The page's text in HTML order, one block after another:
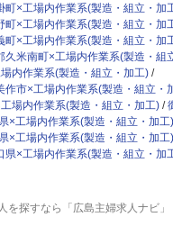
町×工場内作業系(製造・組立・加
町×工場内作業系(製造・組立・加
町×工場内作業系(製造・組立・加
久米南町×工場内作業系(製造・組
内作業系(製造・組立・加工)
作市×工場内作業系(製造・組立・
場内作業系(製造・組立・加工)
×工場内作業系(製造・組立・加工)
×工場内作業系(製造・組立・加工)
県×工場内作業系(製造・組立・加
を探すなら「広島主婦求人ナビ」